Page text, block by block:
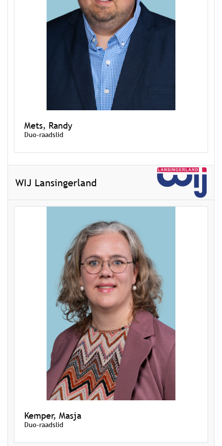
Mets, Randy
Duo-raadslid
WIJ Lansingerland
Kemper, Masja
Duo-raadslid